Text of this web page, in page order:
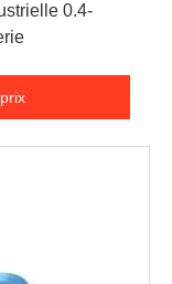
0.4-